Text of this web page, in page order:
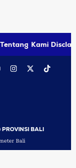
Tentang Kami
PROVINSI BALI
Bali